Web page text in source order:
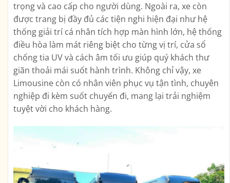
trọng và cao cấp cho người dùng. Ngoài ra, xe còn
được trang bị đầy đủ các tiện nghi hiện đại như hệ
thống giải trí cá nhân tích hợp màn hình lớn, hệ thống
điều hòa làm mát riêng biệt cho từng vị trí, cửa sổ
chống tia UV và cách âm tối ưu giúp quý khách thư
giãn thoải mái suốt hành trình. Không chỉ vậy, xe
Limousine còn có nhân viên phục vụ tận tình, chuyên
nghiệp đi kèm suốt chuyến đi, mang lại trải nghiệm
tuyệt vời cho khách hàng.